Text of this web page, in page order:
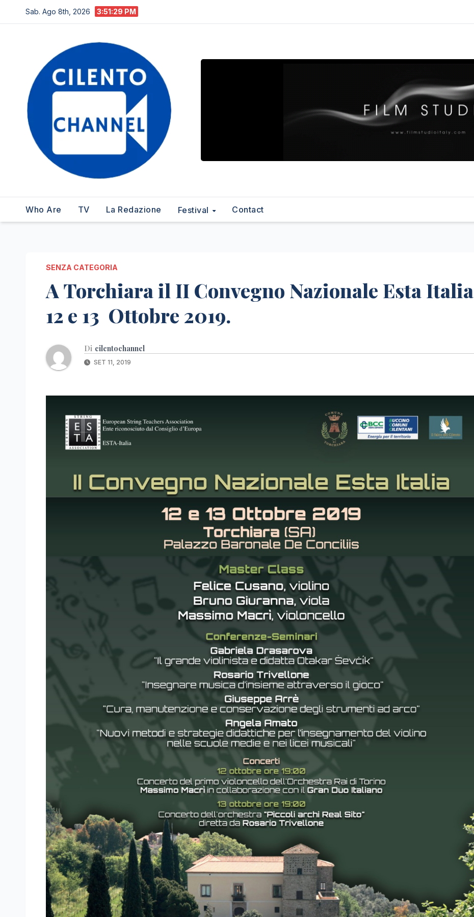
al
Sab. Ago 8th, 2026 3:51:30 PM
Who Are TV La Redazione Festival Contact
SENZA CATEGORIA
A Torchiara il II Convegno Nazionale Esta Italia
12 e 13 Ottobre 2019.
Di cilentochannel
SET 11, 2019